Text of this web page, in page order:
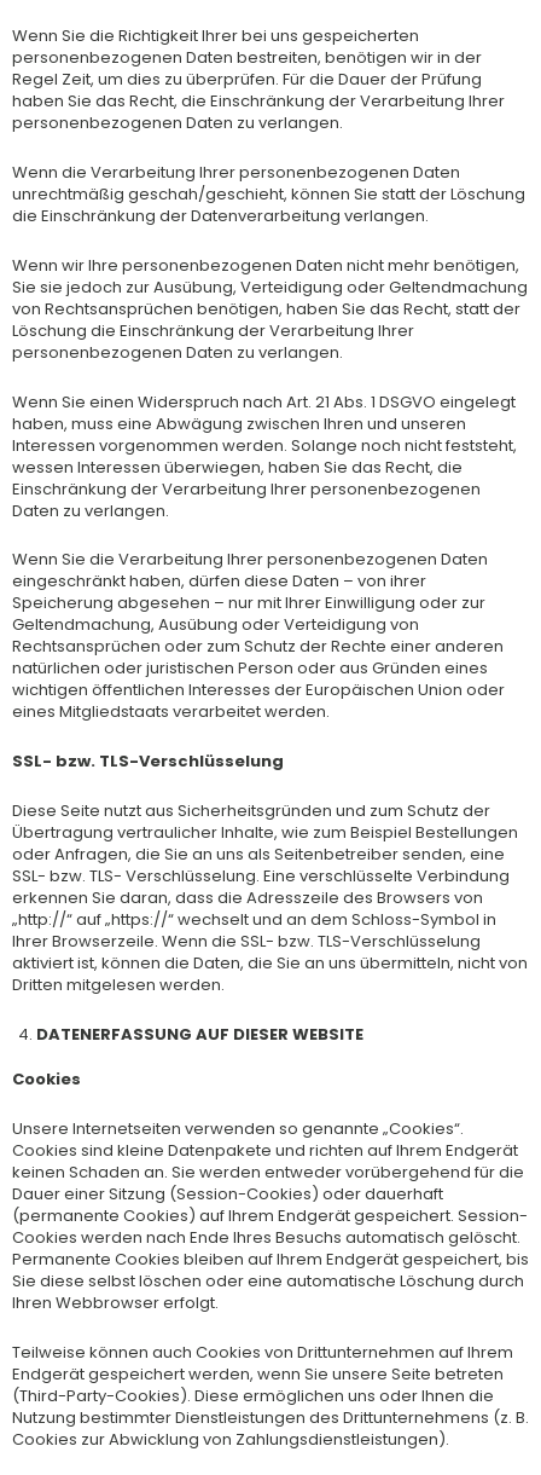
Wenn Sie die Richtigkeit Ihrer bei uns gespeicherten
personenbezogenen Daten bestreiten, benötigen wir in der
Regel Zeit, um dies zu überprüfen. Für die Dauer der Prüfung
haben Sie das Recht, die Einschränkung der Verarbeitung Ihrer
personenbezogenen Daten zu verlangen.
Wenn die Verarbeitung Ihrer personenbezogenen Daten
unrechtmäßig geschah/geschieht, können Sie statt der Löschung
die Einschränkung der Datenverarbeitung verlangen.
Wenn wir Ihre personenbezogenen Daten nicht mehr benötigen,
Sie sie jedoch zur Ausübung, Verteidigung oder Geltendmachung
von Rechtsansprüchen benötigen, haben Sie das Recht, statt der
Löschung die Einschränkung der Verarbeitung Ihrer
personenbezogenen Daten zu verlangen.
Wenn Sie einen Widerspruch nach Art. 21 Abs. 1 DSGVO eingelegt
haben, muss eine Abwägung zwischen Ihren und unseren
Interessen vorgenommen werden. Solange noch nicht feststeht,
wessen Interessen überwiegen, haben Sie das Recht, die
Einschränkung der Verarbeitung Ihrer personenbezogenen
Daten zu verlangen.
Wenn Sie die Verarbeitung Ihrer personenbezogenen Daten
eingeschränkt haben, dürfen diese Daten – von ihrer
Speicherung abgesehen – nur mit Ihrer Einwilligung oder zur
Geltendmachung, Ausübung oder Verteidigung von
Rechtsansprüchen oder zum Schutz der Rechte einer anderen
natürlichen oder juristischen Person oder aus Gründen eines
wichtigen öffentlichen Interesses der Europäischen Union oder
eines Mitgliedstaats verarbeitet werden.
SSL- bzw. TLS-Verschlüsselung
Diese Seite nutzt aus Sicherheitsgründen und zum Schutz der
Übertragung vertraulicher Inhalte, wie zum Beispiel Bestellungen
oder Anfragen, die Sie an uns als Seitenbetreiber senden, eine
SSL- bzw. TLS- Verschlüsselung. Eine verschlüsselte Verbindung
erkennen Sie daran, dass die Adresszeile des Browsers von
„http://“ auf „https://“ wechselt und an dem Schloss-Symbol in
Ihrer Browserzeile. Wenn die SSL- bzw. TLS-Verschlüsselung
aktiviert ist, können die Daten, die Sie an uns übermitteln, nicht von
Dritten mitgelesen werden.
DATENERFASSUNG AUF DIESER WEBSITE
Cookies
Unsere Internetseiten verwenden so genannte „Cookies“.
Cookies sind kleine Datenpakete und richten auf Ihrem Endgerät
keinen Schaden an. Sie werden entweder vorübergehend für die
Dauer einer Sitzung (Session-Cookies) oder dauerhaft
(permanente Cookies) auf Ihrem Endgerät gespeichert. Session-
Cookies werden nach Ende Ihres Besuchs automatisch gelöscht.
Permanente Cookies bleiben auf Ihrem Endgerät gespeichert, bis
Sie diese selbst löschen oder eine automatische Löschung durch
Ihren Webbrowser erfolgt.
Teilweise können auch Cookies von Drittunternehmen auf Ihrem
Endgerät gespeichert werden, wenn Sie unsere Seite betreten
(Third-Party-Cookies). Diese ermöglichen uns oder Ihnen die
Nutzung bestimmter Dienstleistungen des Drittunternehmens (z. B.
Cookies zur Abwicklung von Zahlungsdienstleistungen).